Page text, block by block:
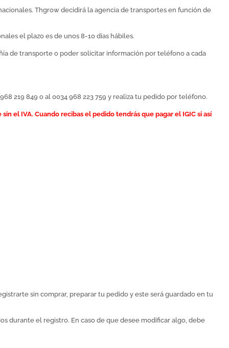
Thgrow decidirá la agencia de transportes en función de
el plazo es de unos 8-10 dias hábiles.
de transporte o poder solicitar información por teléfono a cada
219 849 o al 0034 968 223 759 y realiza tu pedido por teléfono.
el IVA. Cuando recibas el pedido tendrás que pagar el IGIC si así
sin comprar, preparar tu pedido y este será guardado en tu
durante el registro. En caso de que desee modificar algo, debe